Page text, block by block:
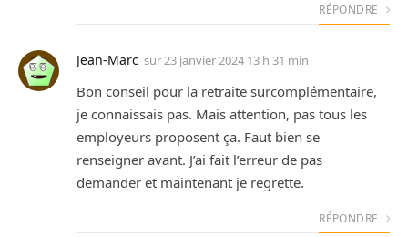
RÉPONDRE
Jean-Marc sur23 janvier 2024 13 h 31 min
Bon conseil pour la retraite surcomplémentaire,
je connaissais pas. Mais attention, pas tous les
employeurs proposent ça. Faut bien se
renseigner avant. J’ai fait l’erreur de pas
demander et maintenant je regrette.
RÉPONDRE